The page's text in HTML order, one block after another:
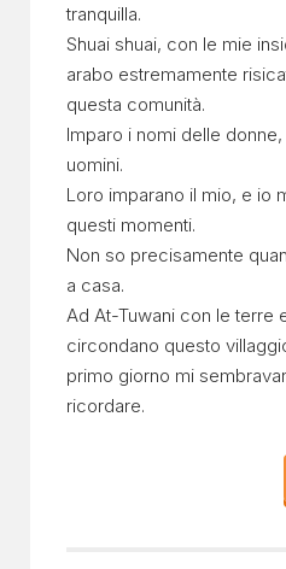
tranquilla.
Shuai shuai, con le mie
arabo estremamente
questa comunità.
Imparo i nomi delle
uomini.
Loro imparano il mio, e io
questi momenti.
Non so precisamente
a casa.
Ad At-Tuwani con le terre
circondano questo
primo giorno mi
ricordare.